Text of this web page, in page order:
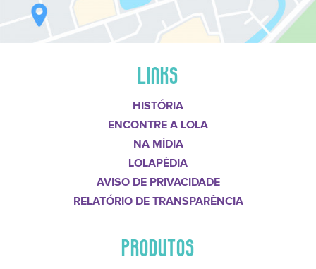
LINKS
HISTÓRIA
ENCONTRE A LOLA
NA MÍDIA
LOLAPÉDIA
AVISO DE PRIVACIDADE
RELATÓRIO DE TRANSPARÊNCIA
PRODUTOS